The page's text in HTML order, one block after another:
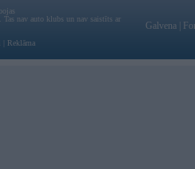
Tas nav auto klubs un nav saistīts ar
Reklāma
Galvena